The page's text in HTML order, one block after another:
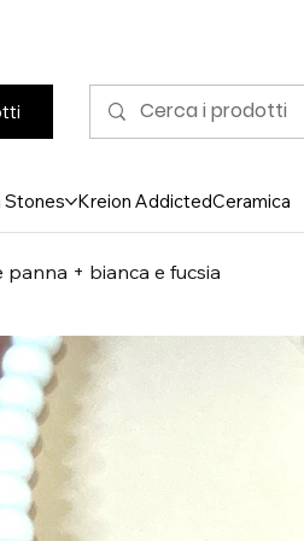
Stones Kreion AddictedCeramica
+ bianca e fucsia